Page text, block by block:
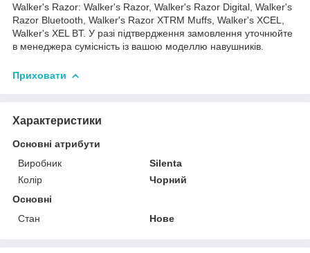
Walker's Razor: Walker's Razor, Walker's Razor Digital, Walker's
Razor Bluetooth, Walker's Razor XTRM Muffs, Walker's XCEL,
Walker's XEL BT. У разі підтвердження замовлення уточнюйте
в менеджера сумісність із вашою моделлю навушників.
Приховати
Характеристики
Основні атрибути
Виробник
Silenta
Колір
Чорний
Основні
Стан
Нове